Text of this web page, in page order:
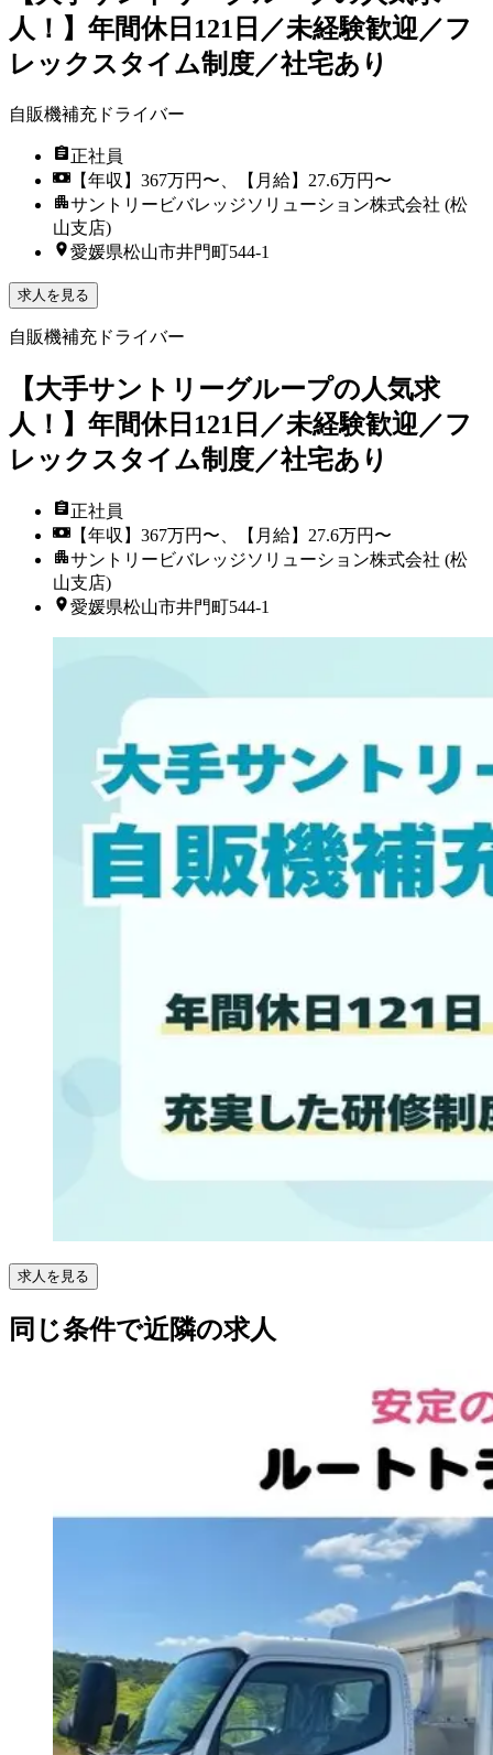
人！】年間休日121日／未経験歓迎／フ
レックスタイム制度／社宅あり
自販機補充ドライバー
正社員
【年収】367万円〜、【月給】27.6万円〜
サントリービバレッジソリューション株式会社 (松
山支店)
愛媛県松山市井門町544-1
求人を見る
自販機補充ドライバー
【大手サントリーグループの人気求
人！】年間休日121日／未経験歓迎／フ
レックスタイム制度／社宅あり
正社員
【年収】367万円〜、【月給】27.6万円〜
サントリービバレッジソリューション株式会社 (松
山支店)
愛媛県松山市井門町544-1
求人を見る
同じ条件で近隣の求人